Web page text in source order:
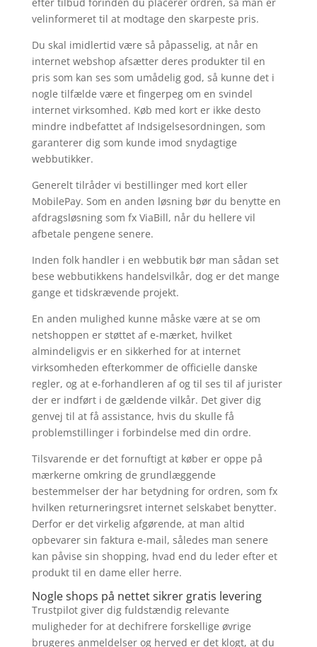
velinformeret til at modtage den skarpeste pris.
Du skal imidlertid være så påpasselig, at når en
internet webshop afsætter deres produkter til en
pris som kan ses som umådelig god, så kunne det i
nogle tilfælde være et fingerpeg om en svindel
internet virksomhed. Køb med kort er ikke desto
mindre indbefattet af Indsigelsesordningen, som
garanterer dig som kunde imod snydagtige
webbutikker.
Generelt tilråder vi bestillinger med kort eller
MobilePay. Som en anden løsning bør du benytte en
afdragsløsning som fx ViaBill, når du hellere vil
afbetale pengene senere.
Inden folk handler i en webbutik bør man sådan set
bese webbutikkens handelsvilkår, dog er det mange
gange et tidskrævende projekt.
En anden mulighed kunne måske være at se om
netshoppen er støttet af e-mærket, hvilket
almindeligvis er en sikkerhed for at internet
virksomheden efterkommer de officielle danske
regler, og at e-forhandleren af og til ses til af jurister
der er indført i de gældende vilkår. Det giver dig
genvej til at få assistance, hvis du skulle få
problemstillinger i forbindelse med din ordre.
Tilsvarende er det fornuftigt at køber er oppe på
mærkerne omkring de grundlæggende
bestemmelser der har betydning for ordren, som fx
hvilken returneringsret internet selskabet benytter.
Derfor er det virkelig afgørende, at man altid
opbevarer sin faktura e-mail, således man senere
kan påvise sin shopping, hvad end du leder efter et
produkt til en dame eller herre.
Nogle shops på nettet sikrer gratis levering
Trustpilot giver dig fuldstændig relevante
muligheder for at dechifrere forskellige øvrige
brugeres anmeldelser og herved er det klogt, at du